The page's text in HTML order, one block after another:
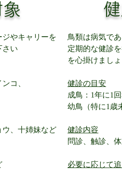
やキャリーを
さい
コ、
、十姉妹など
鳥類は病気で
定期的な健診
を心掛けまし
健診の目安
成鳥：1年に1
幼鳥（特に1歳
​健診内容
問診、触診、
必要に応じて